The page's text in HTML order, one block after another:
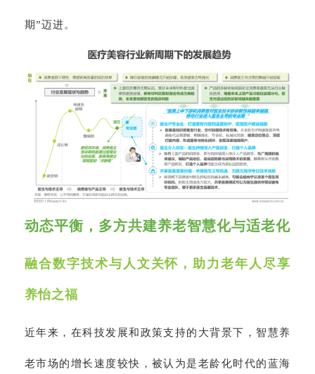
期”迈进。
动态平衡，多方共建养老智慧化与适老化
融合数字技术与人文关怀，助力老年人尽享
养怡之福
近年来，在科技发展和政策支持的大背景下，智慧养
老市场的增长速度较快，被认为是老龄化时代的蓝海